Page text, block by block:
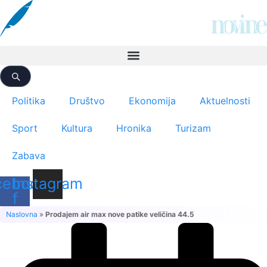
Скочите
на
садржај
Politika Društvo Ekonomija Aktuelnosti
Sport Kultura Hronika Turizam
Zabava
f
Instagram
Naslovna » Prodajem air max nove patike veličina 44.5